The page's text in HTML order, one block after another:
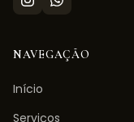
NAVEGAÇÃO
Início
Serviços